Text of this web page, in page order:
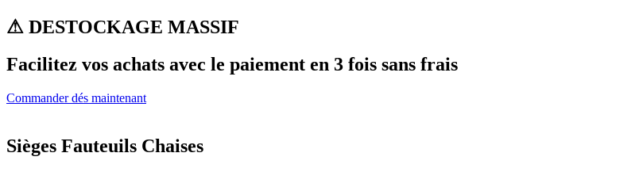
⚠ DESTOCKAGE MASSIF
Facilitez vos achats avec le paiement en 3 fois sans frais
Commander dés maintenant
Sièges Fauteuils Chaises